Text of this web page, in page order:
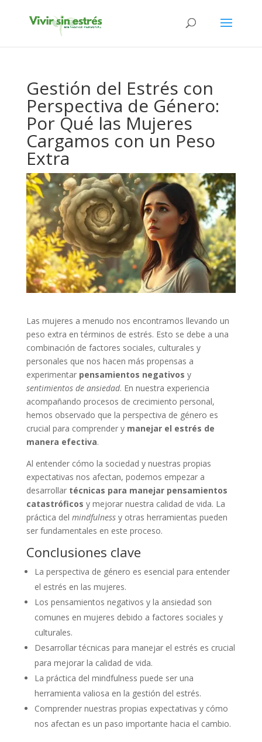
Gestión del Estrés con
Perspectiva de Género:
Por Qué las Mujeres
Cargamos con un Peso
Extra
Las mujeres a menudo nos encontramos llevando un
peso extra en términos de estrés. Esto se debe a una
combinación de factores sociales, culturales y
personales que nos hacen más propensas a
experimentar pensamientos negativos y
sentimientos de ansiedad. En nuestra experiencia
acompañando procesos de crecimiento personal,
hemos observado que la perspectiva de género es
crucial para comprender y manejar el estrés de
manera efectiva.
Al entender cómo la sociedad y nuestras propias
expectativas nos afectan, podemos empezar a
desarrollar técnicas para manejar pensamientos
catastróficos y mejorar nuestra calidad de vida. La
práctica del mindfulnessy otras herramientas pueden
ser fundamentales en este proceso.
Conclusiones clave
La perspectiva de género es esencial para entender
el estrés en las mujeres.
Los pensamientos negativos y la ansiedad son
comunes en mujeres debido a factores sociales y
culturales.
Desarrollar técnicas para manejar el estrés es crucial
para mejorar la calidad de vida.
La práctica del mindfulness puede ser una
herramienta valiosa en la gestión del estrés.
Comprender nuestras propias expectativas y cómo
nos afectan es un paso importante hacia el cambio.